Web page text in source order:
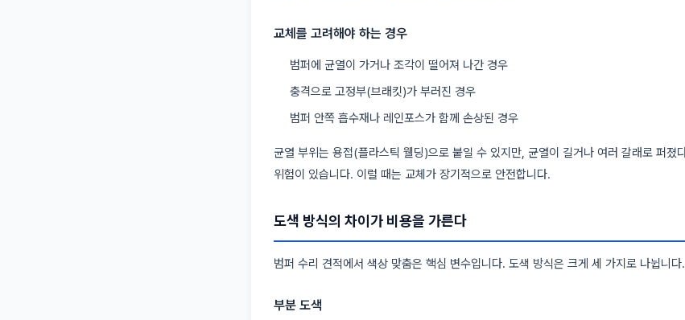
교체를 고려해야 하는 경우
범퍼에 균열이 가거나 조각이 떨어져 나간 경우
충격으로 고정부(브래킷)가 부러진 경우
범퍼 안쪽 흡수재나 레인포스가 함께 손상된 경우
균열 부위는 용접(플라스틱 웰딩)으로 붙일 수 있지만, 균열이 길거나 여러 갈래로 퍼졌
위험이 있습니다. 이럴 때는 교체가 장기적으로 안전합니다.
도색 방식의 차이가 비용을 가른다
범퍼 수리 견적에서 색상 맞춤은 핵심 변수입니다. 도색 방식은 크게 세 가지로 나뉩니다.
부분 도색